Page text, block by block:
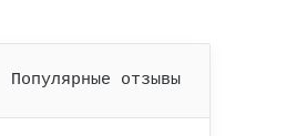
Популярные отзывы